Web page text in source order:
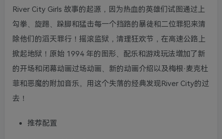
River City Girls 故事的起源，因为热血的英雄们试图通过上
勾拳、旋踢、跺脚和猛击每一个挡路的暴徒和二位罪犯来清
除他们的滔天罪行！摇滚监狱，清理狂欢节，在高速公路上
掀起地狱！原始 1994 年的图形、配乐和游戏玩法增加了新
的开场和闭幕动画过场动画、新的动画介绍以及梅根·麦克杜
菲和恶魔的附加音乐。用这个失落的经典发现River City的过
去！
推荐配置